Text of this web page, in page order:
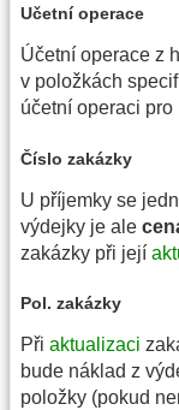
Učetní operace
Účetní operace z
v položkách
účetní operaci pro
Číslo zakázky
U příjemky se
výdejky je ale
zakázky při její
Pol. zakázky
Při aktualizaci
bude náklad z
položky (pokud